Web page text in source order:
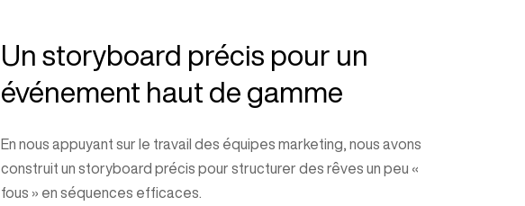
Un storyboard précis pour un
événement haut de gamme
En nous appuyant sur le travail des équipes marketing, nous avons
construit un storyboard précis pour structurer des rêves un peu «
fous » en séquences efficaces.